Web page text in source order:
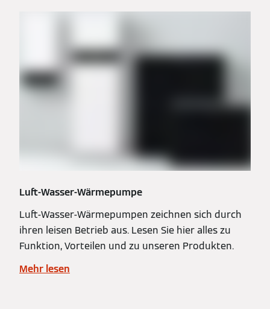
Luft-Wasser-Wärmepumpe
Luft-Wasser-Wärmepumpen zeichnen sich durch
ihren leisen Betrieb aus. Lesen Sie hier alles zu
Funktion, Vorteilen und zu unseren Produkten.
Mehr lesen